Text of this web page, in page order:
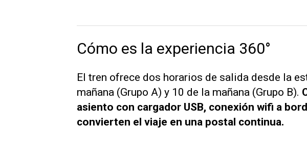
Cómo es la experiencia 360°
El tren ofrece dos horarios de salida desde la
mañana (Grupo A) y 10 de la mañana (Grupo B).
asiento con cargador USB, conexión wifi a
convierten el viaje en una postal continua.